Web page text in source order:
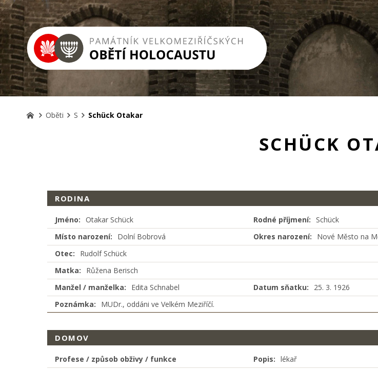
Oběti S Schück Otakar
SCHÜCK
RODINA
Jméno: Otakar Schück Rodné příjmení: Schück
Místo narození:
Dolní Bobrová Okres narození:
Nové Město na
Otec:
Rudolf Schück
Matka:
Růžena Berisch
Manžel / manželka:
Edita Schnabel Datum sňatku: 25. 3. 1926
Poznámka:
MUDr., oddáni ve Velkém Meziříčí.
DOMOV
Profese / způsob obživy / funkce Popis: lékař